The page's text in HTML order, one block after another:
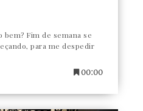
Fim de semana se
para me despedir
00:00